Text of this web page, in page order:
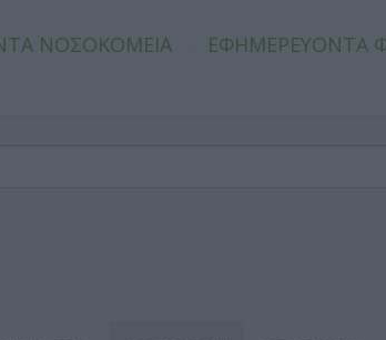
ΝΟΣΟΚΟΜΕΙΑ ΕΦΗΜΕΡΕΥΟΝΤΑ